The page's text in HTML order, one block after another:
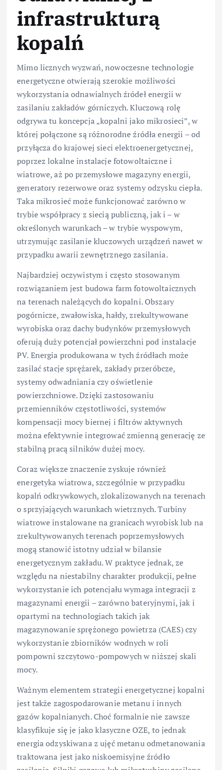
infrastrukturą
kopalń
Mimo licznych wyzwań, nowoczesne technologie
energetyczne otwierają szerokie możliwości
wykorzystania odnawialnych źródeł energii w
zasilaniu zakładów górniczych. Kluczową rolę
odgrywa tu koncepcja „kopalni jako mikrosieci”, w
której połączone są różnorodne źródła energii – od
przyłącza do krajowej sieci elektroenergetycznej,
poprzez lokalne instalacje fotowoltaiczne i
wiatrowe, aż po przemysłowe magazyny energii,
generatory rezerwowe oraz systemy odzysku ciepła.
Taka mikrosieć może funkcjonować zarówno w
trybie współpracy z siecią publiczną, jak i – w
określonych warunkach – w trybie wyspowym,
utrzymując zasilanie kluczowych urządzeń nawet w
przypadku awarii zewnętrznego zasilania.
Najbardziej oczywistym i często stosowanym
rozwiązaniem jest budowa farm fotowoltaicznych
na terenach należących do kopalni. Obszary
pogórnicze, zwałowiska, hałdy, zrekultywowane
wyrobiska oraz dachy budynków przemysłowych
oferują duży potencjał powierzchni pod instalacje
PV. Energia produkowana w tych źródłach może
zasilać stacje sprężarek, zakłady przeróbcze,
systemy odwadniania czy oświetlenie
powierzchniowe. Dzięki zastosowaniu
przemienników częstotliwości, systemów
kompensacji mocy biernej i filtrów aktywnych
można efektywnie integrować zmienną generację ze
stabilną pracą silników dużej mocy.
Coraz większe znaczenie zyskuje również
energetyka wiatrowa, szczególnie w przypadku
kopalń odkrywkowych, zlokalizowanych na terenach
o sprzyjających warunkach wietrznych. Turbiny
wiatrowe instalowane na granicach wyrobisk lub na
zrekultywowanych terenach poprzemysłowych
mogą stanowić istotny udział w bilansie
energetycznym zakładu. W praktyce jednak, ze
względu na niestabilny charakter produkcji, pełne
wykorzystanie ich potencjału wymaga integracji z
magazynami energii – zarówno bateryjnymi, jak i
opartymi na technologiach takich jak
magazynowanie sprężonego powietrza (CAES) czy
wykorzystanie zbiorników wodnych w roli
pompowni szczytowo-pompowych w niższej skali
mocy.
Ważnym elementem strategii energetycznej kopalni
jest także zagospodarowanie metanu i innych
gazów kopalnianych. Choć formalnie nie zawsze
klasyfikuje się je jako klasyczne OZE, to jednak
energia odzyskiwana z ujęć metanu odmetanowania
traktowana jest jako niskoemisyjne źródło